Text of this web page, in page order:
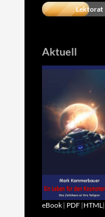
Lektorat
Aktuell
eBook | PDF |HTML |